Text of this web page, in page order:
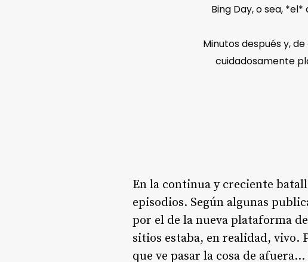
Bing Day, o sea,
Minutos después y,
cuidadosamente
En la continua y creciente
episodios. Según algunas
por el de la nueva plataforma
sitios estaba, en realidad, vivo.
que ve pasar la cosa de